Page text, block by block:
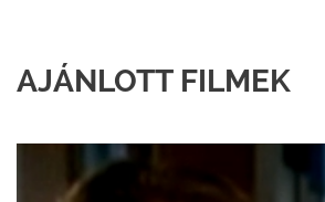
AJÁNLOTT FILMEK